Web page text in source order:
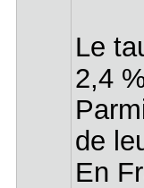
Le
2,4
de
En